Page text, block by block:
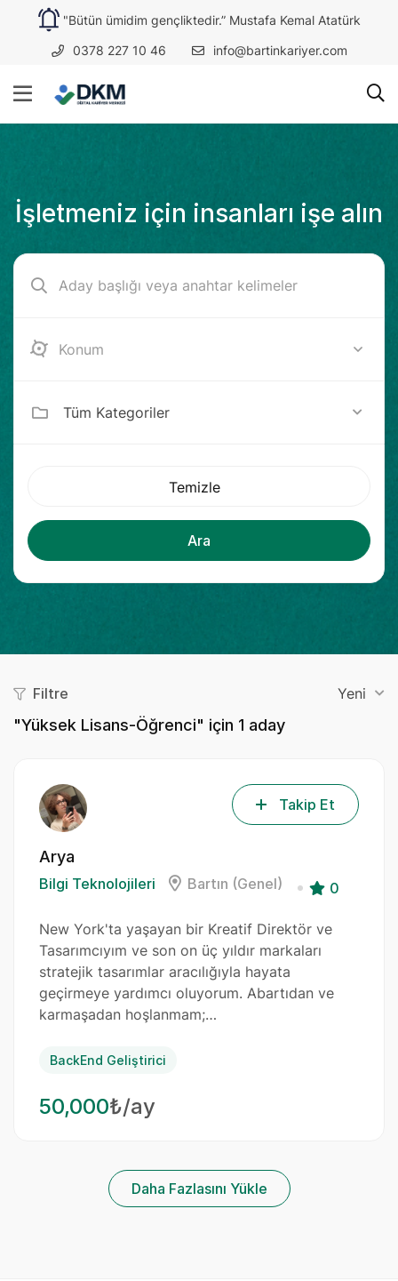
"Bütün ümidim gençliktedir.” Mustafa Kemal Atatürk
0378 227 10 46 info@bartinkariyer.com
İşletmeniz için insanları işe alın
Bartın (Amasra)
Tüm Kategoriler
Temizle
Ara
Filtre Yeni
"Yüksek Lisans-Öğrenci" için 1 aday
Arya
Bilgi Teknolojileri Bartın (Genel) 0
Takip Et
New York'ta yaşayan bir Kreatif Direktör ve
Tasarımcıyım ve son on üç yıldır markaları
stratejik tasarımlar aracılığıyla hayata
geçirmeye yardımcı oluyorum. Abartıdan ve
karmaşadan hoşlanmam;…
BackEnd Geliştirici
50,000₺/ay
Daha Fazlasını Yükle